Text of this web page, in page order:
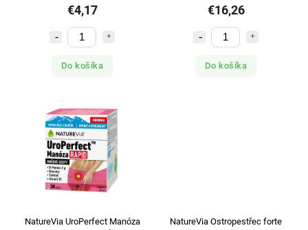
€4,17
Do košíka
€16,26
Do košíka
NatureVia UroPerfect Manóza
NatureVia Ostropestřec forte